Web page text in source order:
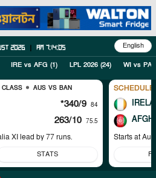
2026 am 7:14:05 English
IRE vs AFG (1) LPL 2026 (24) WI vs PAK
CLASS AUS VS BAN
*340/9 84
263/10 75.5
XI lead by 77 runs.
STATS
Starts at